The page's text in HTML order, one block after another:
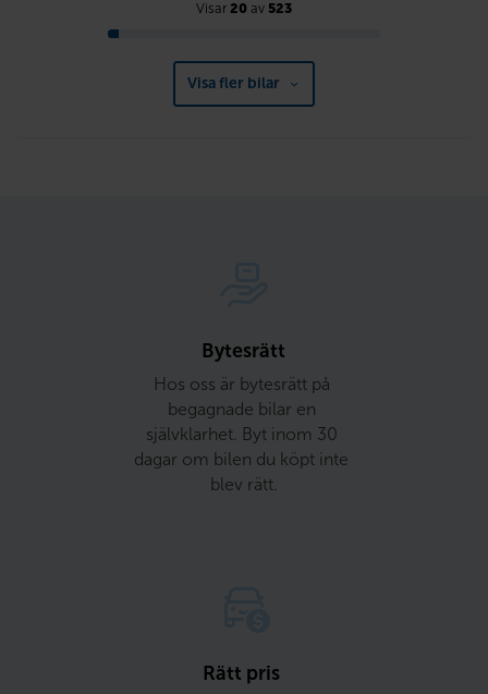
Visar 20 av 523
Visa fler bilar
Bytesrätt
Hos oss är bytesrätt på
begagnade bilar en
självklarhet. Byt inom 30
dagar om bilen du köpt inte
blev rätt.
Rätt pris